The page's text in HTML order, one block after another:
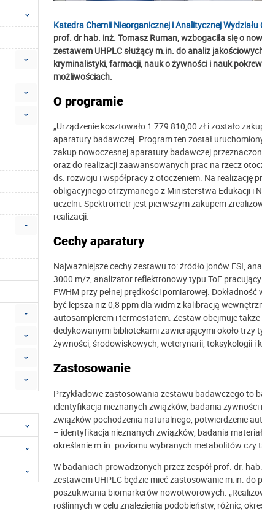
Katedra Chemii Nieorganicznej i AnalitycznejWydziału
prof. dr hab. inż. Tomasz Ruman, wzbogaciła się o
zestawem UHPLC służący m.in. do analiz
kryminalistyki, farmacji, nauk o żywności i nauk
możliwościach.
O programie
„Urządzenie kosztowało 1 779 810,00 zł i zostało
aparatury badawczej. Program ten został
zakup nowoczesnej aparatury badawczej
oraz do realizacji zaawansowanych prac na rzecz
ds. rozwoju i współpracy z otoczeniem. Na realizację
obligacyjnego otrzymanego z Ministerstwa Edukacji i
uczelni. Spektrometr jest pierwszym zakupem
realizacji.
Cechy aparatury
Najważniejsze cechy zestawu to:źródło jonów ESI,
3000 m/z, analizator reflektronowy typu ToF
FWHM przy pełnej prędkości pomiarowej.
być lepsza niż 0,8 ppm dla widm z kalibracją
autosamplerem i termostatem. Zestaw obejmuje
dedykowanymi bibliotekami zawierającymi około trzy
żywności, środowiskowych, weterynarii, toksykologii i
Zastosowanie
Przykładowe zastosowania zestawu badawczego to
identyfikacja nieznanych związków, badania
związków pochodzenia naturalnego, potwierdzenie
– identyfikacja nieznanych związków, badania
określanie m.in. poziomu wybranych metabolitów
W badaniach prowadzonych przez zespół prof. dr.
zestawem UHPLC będzie mieć zastosowanie m.in.
poszukiwania biomarkerów nowotworowych.
roślinnych w celu znalezienia podobieństw, różnic,